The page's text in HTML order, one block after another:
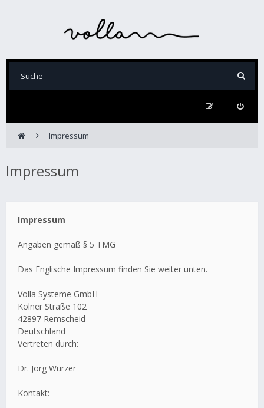
Impressum
Impressum
Impressum
Angaben gemäß § 5 TMG
Das Englische Impressum finden Sie weiter unten.
Volla Systeme GmbH
Kölner Straße 102
42897 Remscheid
Deutschland
Vertreten durch:
Dr. Jörg Wurzer
Kontakt: